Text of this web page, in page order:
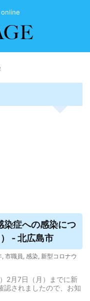
online
染症への感染につ
- 北広島市
, 市職員, 感染, 新型コロナウ
2月7日（月）までに新
認されましたので、お知